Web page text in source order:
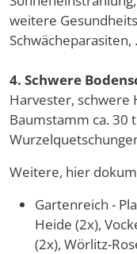
weitere
Schwächeparasiten,
4. Schwere
Harvester, schwere
Baumstamm ca. 30
Weitere, hier
Gartenreich -
Heide (2x),
(2x), Wörlitz-